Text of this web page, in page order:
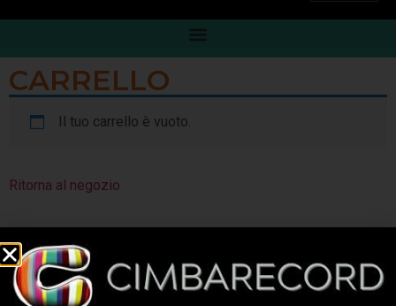
CARRELLO
Il tuo carrello è vuoto.
Ritorna al negozio